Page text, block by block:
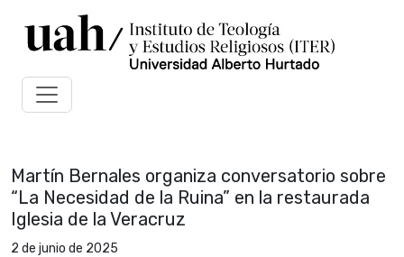
Martín Bernales organiza conversatorio sobre
“La Necesidad de la Ruina” en la restaurada
Iglesia de la Veracruz
2 de junio de 2025